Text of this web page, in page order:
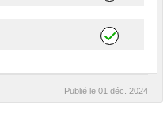
Publié le 01 déc. 2024